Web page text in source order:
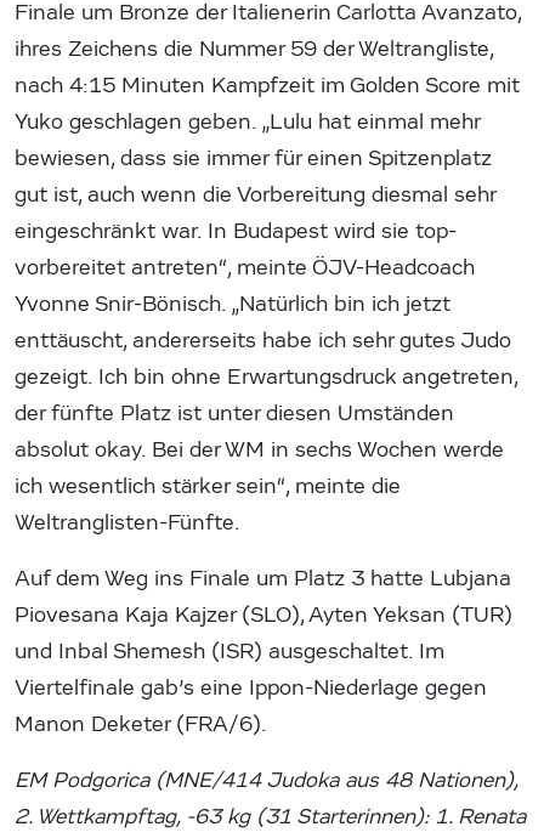
Finale um Bronze der Italienerin Carlotta Avanzato,
ihres Zeichens die Nummer 59 der Weltrangliste,
nach 4:15 Minuten Kampfzeit im Golden Score mit
Yuko geschlagen geben. „Lulu hat einmal mehr
bewiesen, dass sie immer für einen Spitzenplatz
gut ist, auch wenn die Vorbereitung diesmal sehr
eingeschränkt war. In Budapest wird sie top-
vorbereitet antreten“, meinte ÖJV-Headcoach
Yvonne Snir-Bönisch. „Natürlich bin ich jetzt
enttäuscht, andererseits habe ich sehr gutes Judo
gezeigt. Ich bin ohne Erwartungsdruck angetreten,
der fünfte Platz ist unter diesen Umständen
absolut okay. Bei der WM in sechs Wochen werde
ich wesentlich stärker sein“, meinte die
Weltranglisten-Fünfte.
Auf dem Weg ins Finale um Platz 3 hatte Lubjana
Piovesana Kaja Kajzer (SLO), Ayten Yeksan (TUR)
und Inbal Shemesh (ISR) ausgeschaltet. Im
Viertelfinale gab’s eine Ippon-Niederlage gegen
Manon Deketer (FRA/6).
EM Podgorica (MNE/414 Judoka aus 48 Nationen),
2. Wettkampftag, -63 kg (31 Starterinnen): 1. Renata